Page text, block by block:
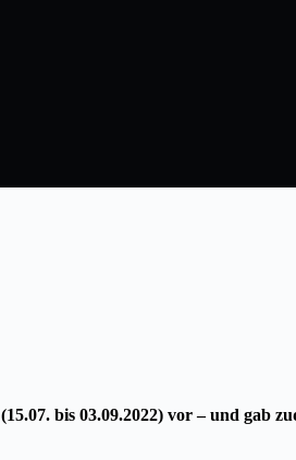
(15.07. bis 03.09.2022) vor – und gab